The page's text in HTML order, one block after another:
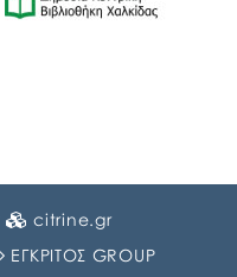
citrine.gr
ΕΓΚΡΙΤΟΣ GROUP